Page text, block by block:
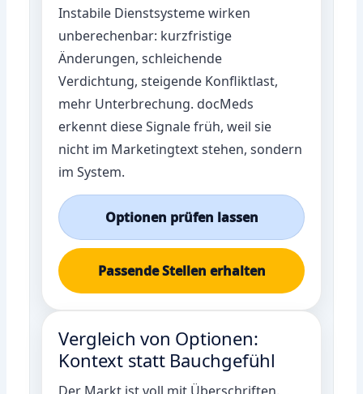
Instabile Dienstsysteme wirken
unberechenbar: kurzfristige
Änderungen, schleichende
Verdichtung, steigende Konfliktlast,
mehr Unterbrechung. docMeds
erkennt diese Signale früh, weil sie
nicht im Marketingtext stehen, sondern
im System.
Optionen prüfen lassen
Passende Stellen erhalten
Vergleich von Optionen:
Kontext statt Bauchgefühl
Der Markt ist voll mit Überschriften.